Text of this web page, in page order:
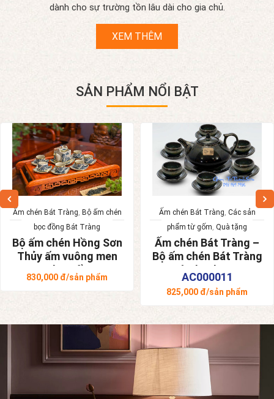
dành cho sự trường tồn lâu dài cho gia chủ.
XEM THÊM
SẢN PHẨM NỔI BẬT
Ấm chén Bát Tràng, Bộ ấm chén
bọc đồng Bát Tràng
Bộ ấm chén Hồng Sơn
Thủy ấm vuông men
rạn bọc đồng
830,000 đ/sản phẩm
Ấm chén Bát Tràng, Các sản
phẩm từ gốm, Quà tặng
Ấm chén Bát Tràng –
Bộ ấm chén Bát Tràng
Tô Thanh Sơn
AC000011
825,000 đ/sản phẩm